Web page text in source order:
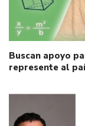
Buscan apoyo
represente al